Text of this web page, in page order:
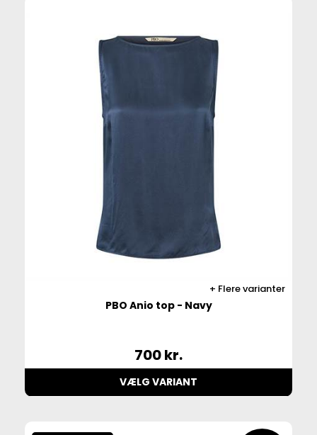
Flere varianter
PBO Anio top - Navy
700kr.
VÆLG VARIANT